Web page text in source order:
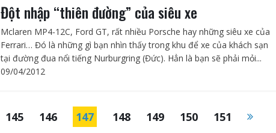
Đột nhập “thiên đường” của siêu xe
Mclaren MP4-12C, Ford GT, rất nhiều Porsche hay những siêu xe của
Ferrari… Đó là những gì bạn nhìn thấy trong khu để xe của khách sạn
tại đường đua nổi tiếng Nurburgring (Đức). Hẳn là bạn sẽ phải mỏi...
09/04/2012
145 146 147 148 149 150 151